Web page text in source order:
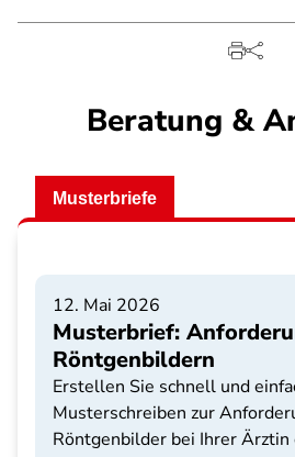
Beratung &
Musterbriefe
12. Mai 2026
Musterbrief:
Röntgenbildern
Erstellen Sie schnell und
Musterschreiben zur
Röntgenbilder bei Ihrer